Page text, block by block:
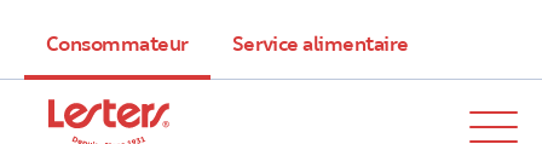
Consommateur Service alimentaire